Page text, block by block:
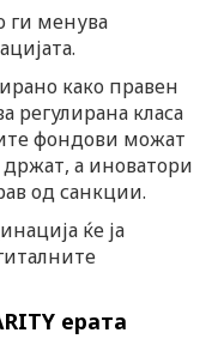
ги менува
како правен
регулирана класа
фондови можат
држат, а иноватори
од санкции.
ќе ја
ерата